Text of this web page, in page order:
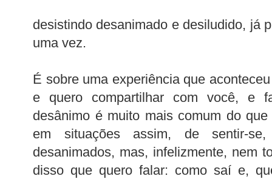
desistindo desanimado e desiludido, já
uma vez.
É sobre uma experiência que
e quero compartilhar com você, e
desânimo é muito mais comum do
em situações assim, de sentir-
desanimados, mas, infelizmente, nem
disso que quero falar: como saí e,